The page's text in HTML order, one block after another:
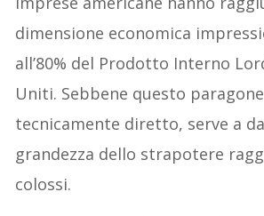
dimensione economica
all’80% del Prodotto Interno
Uniti. Sebbene questo
tecnicamente diretto, serve a
grandezza dello strapotere
colossi.